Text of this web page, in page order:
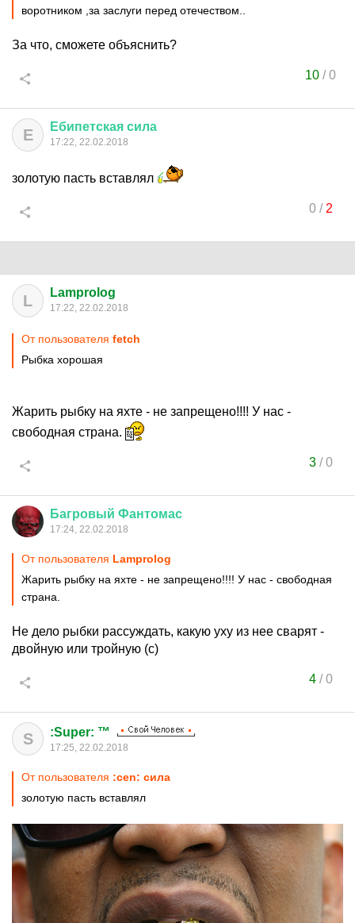
воротником ,за заслуги перед отечеством..
За что, сможете объяснить?
10 /0
Е Ебипетская сила
17:22, 22.02.2018
золотую пасть вставлял
0/ 2
L Lamprolog
17:22, 22.02.2018
От пользователя fetch
Рыбка хорошая
Жарить рыбку на яхте - не запрещено!!!! У нас -
свободная страна.
3/0
Багровый Фантомас
17:24, 22.02.2018
От пользователя Lamprolog
Жарить рыбку на яхте - не запрещено!!!! У нас - свободная
страна.
Не дело рыбки рассуждать, какую уху из нее сварят -
двойную или тройную (с)
4/0
S :Super: ™
17:25, 22.02.2018
От пользователя :cen: сила
золотую пасть вставлял